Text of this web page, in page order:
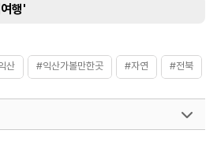
행'
산 #익산가볼만한곳 #자연 #전북